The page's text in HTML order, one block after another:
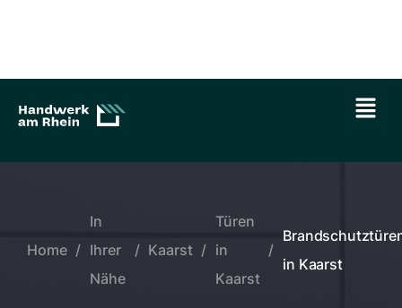
Home /
In
Ihrer
Nähe
/ Kaarst /
Türen
in
Kaarst
/
in Kaarst